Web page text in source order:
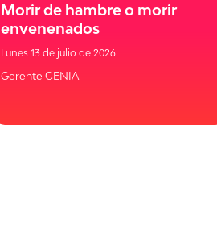
Morir de hambre o morir
envenenados
Lunes 13 de julio de 2026
Gerente CENIA